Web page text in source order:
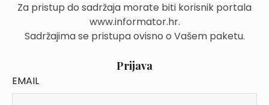
Za pristup do sadržaja morate biti korisnik portala
www.informator.hr.
Sadržajima se pristupa ovisno o Vašem paketu.
Prijava
EMAIL